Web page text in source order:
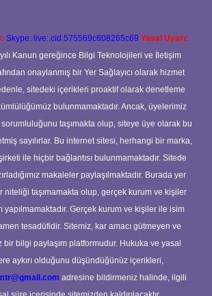
Skype: live:.cid.575569c608265c69 Yasal Uyarı:
Kanun gereğince Bilgi Teknolojileri ve İletişim
onaylanmış bir Yer Sağlayıcı olarak hizmet
sitedeki içerikleri proaktif olarak denetleme
bulunmamaktadır. Ancak, üyelerimiz
sorumluluğunu taşımakta olup, siteye üye olarak bu
sayılırlar. Bu internet sitesi, herhangi bir marka,
ile hiçbir bağlantısı bulunmamaktadır. Sitede
makaleler paylaşılmaktadır. Burada yer
niteliği taşımamakta olup, gerçek kurum ve kişiler
yapılmamaktadır. Gerçek kurum ve kişiler ile isim
tesadüfidir. Sitemiz, kar amacı gütmeyen ve
bir bilgi paylaşım platformudur. Hukuka ve yasal
aykırı olduğunu düşündüğünüz içerikleri,
adresine bildirmeniz halinde, ilgili